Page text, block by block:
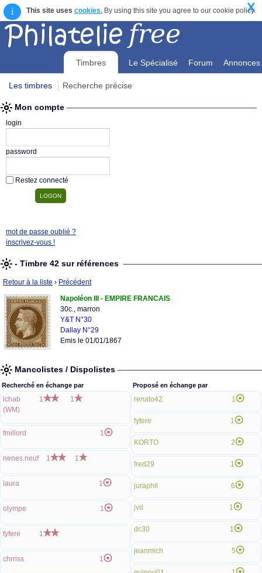
i This site uses cookies.By using this site you agree to our cookie policy.
X
Timbres Le Spécialisé Forum Annonces
Les timbres Recherche précise
Mon compte
login
password
Restez connecté
mot de passe oublié ?
inscrivez-vous !
- Timbre 42 sur références
Retour à la liste › Précédent
Napoléon III - EMPIRE FRANCAIS
30c., marron
Y&T N°30
Dallay N°29
Emis le 01/01/1867
Mancolistes / Dispolistes
Recherché en échange par
lchab
(WM)
1 1
fmillord 1
nenes.neuf 1 1
laura 1
olympe 1
fyfere 1
chrriss 1
Proposé en échange par
renato42 1
fyfere 1
KORTO 2
fred29 1
juraphil 6
jvd 1
dc30 1
jeanmich 5